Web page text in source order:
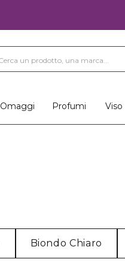
Omaggi Profumi Viso
Biondo Chiaro